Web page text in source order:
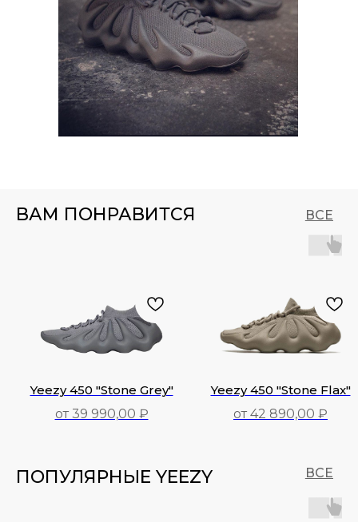
ВАМ ПОНРАВИТСЯ ВСЕ
Yeezy 450 "Stone Grey"
от 39 990,00 ₽
Yeezy 450 "Stone Flax"
от 42 890,00 ₽
ПОПУЛЯРНЫЕ YEEZY ВСЕ